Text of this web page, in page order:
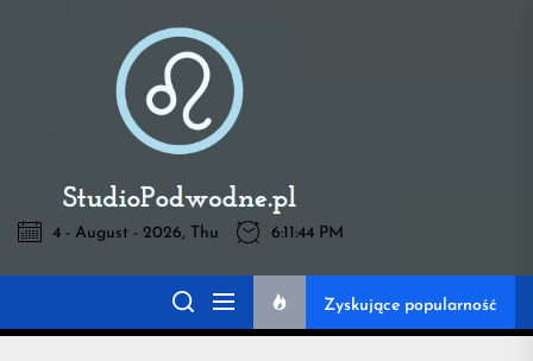
wszystko
Pod Wodne -
wszystko na temat
4 - August - 2026, Thu 6:11:45 PM
Zyskujące popularność